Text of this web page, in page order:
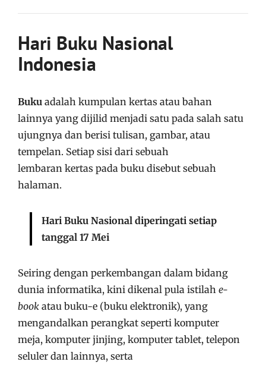
Hari Buku Nasional
Indonesia
Buku adalah kumpulan kertas atau bahan
lainnya yang dijilid menjadi satu pada salah satu
ujungnya dan berisi tulisan, gambar, atau
tempelan. Setiap sisi dari sebuah
lembaran kertas pada buku disebut sebuah
halaman.
Hari Buku Nasional diperingati setiap
tanggal 17 Mei
Seiring dengan perkembangan dalam bidang
dunia informatika, kini dikenal pula istilah e-
book atau buku-e (buku elektronik), yang
mengandalkan perangkat seperti komputer
meja, komputer jinjing, komputer tablet, telepon
seluler dan lainnya, serta